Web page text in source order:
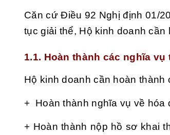
Căn cứ Điều 92 Nghị định 01/
tục giải thể, Hộ kinh doanh
1.1. Hoàn thành các nghĩa vụ
Hộ kinh doanh cần hoàn thành
+ Hoàn thành nghĩa vụ về hóa
+ Hoàn thành nộp hồ sơ khai